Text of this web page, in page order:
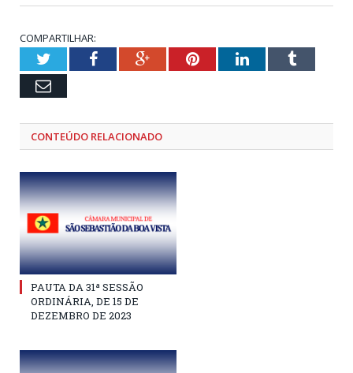
COMPARTILHAR:
TwitterFacebookGoogle+PinterestLinkedInTumblr
Email
CONTEÚDO RELACIONADO
PAUTA DA 31ª SESSÃO
ORDINÁRIA, DE 15 DE
DEZEMBRO DE 2023